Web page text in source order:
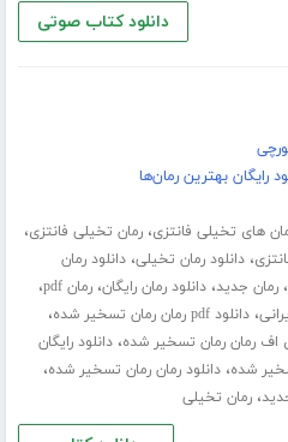
دانلود کتاب صوتی
رایگان بهترین رمان‌ها
های تخیلی فانتزی،رمان تخیلی فانتزی،
،دانلود رمان تخیلی،دانلود رمان
،رمان جدید،دانلود رمان رایگان،رمان pdf ،
،دانلود pdf رمان رمان تسخیر شده ،
اف رمان رمان تسخیر شده،دانلود رایگان
شده،دانلود رمان رمان تسخیر شده،
،رمان تخیلی